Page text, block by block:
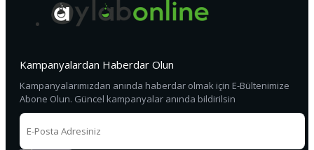
Kampanyalardan Haberdar Olun
Kampanyalarımızdan anında haberdar olmak için E-Bültenimize
Abone Olun. Güncel kampanyalar anında bildirilsin